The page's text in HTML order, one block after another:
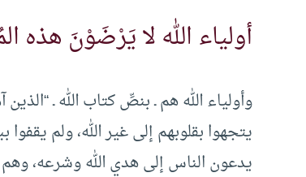
أولياء الله لا يَرْضَوْنَ هذه
وأولياء الله هم ـ بنصِّ كتاب الله ـ
يتجهوا بقلوبهم إلى غير الله، ولم
يدعون الناس إلى هدي الله وشرعه، وهم